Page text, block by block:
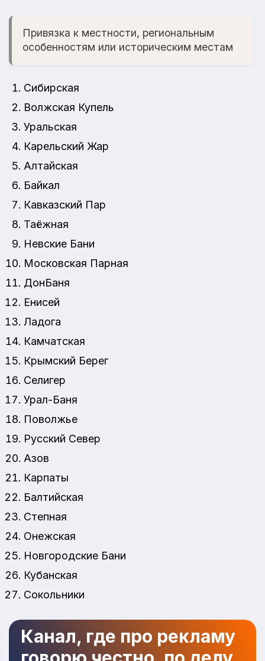
Привязка к местности, региональным
особенностям или историческим местам
Сибирская
Волжская Купель
Уральская
Карельский Жар
Алтайская
Байкал
Кавказский Пар
Таёжная
Невские Бани
Московская Парная
ДонБаня
Енисей
Ладога
Камчатская
Крымский Берег
Селигер
Урал-Баня
Поволжье
Русский Север
Азов
Карпаты
Балтийская
Степная
Онежская
Новгородские Бани
Кубанская
Сокольники
Канал, где про рекламу